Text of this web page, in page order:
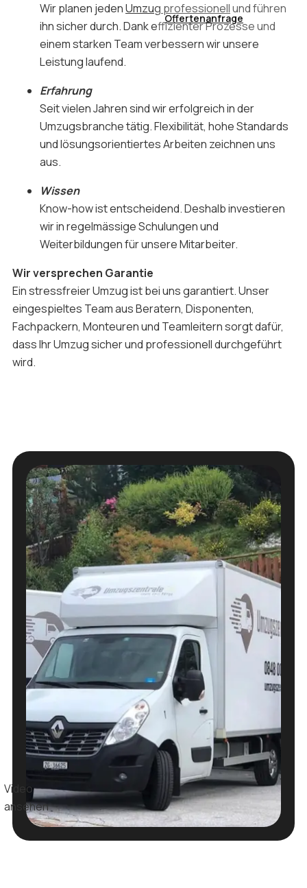
Offertenanfrage
Wir planen jedenUmzug professionellund führen
ihn sicher durch. Dank effizienter Prozesse und
einem starken Team verbessern wir unsere
Leistung laufend.
Erfahrung
Seit vielen Jahren sind wir erfolgreich in der
Umzugsbranche tätig. Flexibilität, hohe Standards
und lösungsorientiertes Arbeiten zeichnen uns
aus.
Wissen
Know-how ist entscheidend. Deshalb investieren
wir in regelmässige Schulungen und
Weiterbildungen für unsere Mitarbeiter.
Wir versprechen Garantie
Ein stressfreier Umzug ist bei uns garantiert. Unser
eingespieltes Team aus Beratern, Disponenten,
Fachpackern, Monteuren und Teamleitern sorgt dafür,
dass Ihr Umzug sicher und professionell durchgeführt
wird.
Video
ansehen